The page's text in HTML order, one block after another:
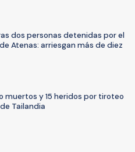
dos personas detenidas por el
Atenas: arriesgan más de diez
muertos y 15 heridos por tiroteo
Tailandia